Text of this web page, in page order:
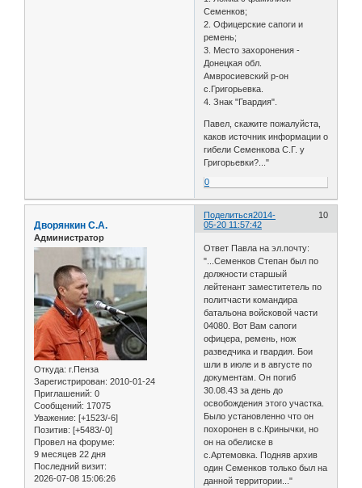
Семенков;
2. Офицерские сапоги и
ремень;
3. Место захоронения -
Донецкая обл.
Амвросиевский р-он
с.Григорьевка.
4. Знак "Гвардия".
Павел, скажите пожалуйста,
каков источник информации о
гибели Семенкова С.Г. у
Григорьевки?..."
0
Поделиться 10
2014-
05-20 11:57:42
Дворянкин С.А.
Администратор
Откуда: г.Пенза
Зарегистрирован: 2010-01-24
Приглашений: 0
Сообщений: 17075
Уважение: [+1523/-6]
Позитив: [+5483/-0]
Провел на форуме:
9 месяцев 22 дня
Последний визит:
2026-07-08 15:06:26
Ответ Павла на эл.почту:
"...Семенков Степан был по
должности старшый
лейтенант заместитетель по
политчасти командира
батальона войсковой части
04080. Вот Вам сапоги
офицера, ремень, нож
разведчика и гвардия. Бои
шли в июле и в августе по
документам. Он погиб
30.08.43 за день до
освобождения этого участка.
Было установленно что он
похоронен в с.Кринычки, но
он на обелиске в
с.Артемовка. Подняв архив
один Семенков только был на
данной территории..."